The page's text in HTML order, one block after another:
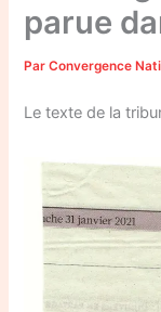
parue
ParConvergence
Le texte de la